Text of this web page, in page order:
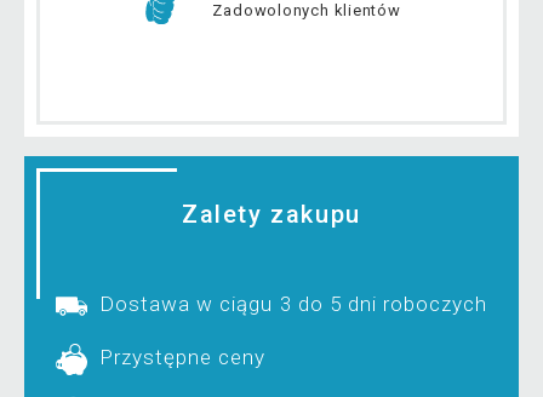
Zadowolonych klientów
Zalety zakupu
Dostawa w ciągu 3 do 5 dni roboczych
Przystępne ceny